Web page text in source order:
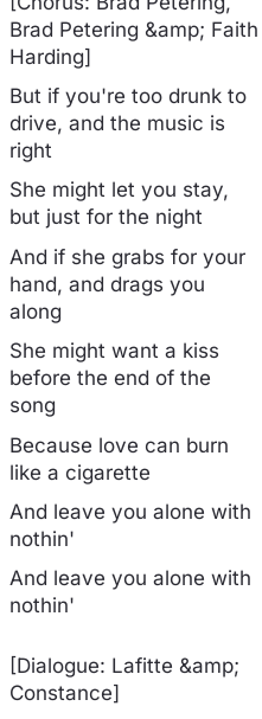
Brad Petering &amp; Faith
Harding]
But if you're too drunk to
drive, and the music is
right
She might let you stay,
but just for the night
And if she grabs for your
hand, and drags you
along
She might want a kiss
before the end of the
song
Because love can burn
like a cigarette
And leave you alone with
nothin'
And leave you alone with
nothin'
[Dialogue: Lafitte &amp;
Constance]